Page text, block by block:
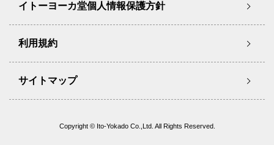
イトーヨーカ堂個人情報保護方針
利用規約
サイトマップ
Copyright © Ito-Yokado Co.,Ltd. All Rights Reserved.